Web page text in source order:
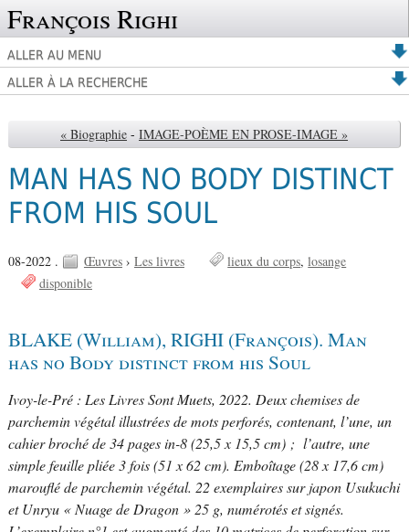
François Righi
ALLER AU MENU
ALLER À LA RECHERCHE
« Biographie - IMAGE-POÈME EN PROSE-IMAGE »
MAN HAS NO BODY DISTINCT
FROM HIS SOUL
08-2022 . Œuvres› Les livres lieux du corps losange
disponible
BLAKE (William), RIGHI (François). Man
has no Body distinct from his Soul
Ivoy-le-Pré : Les Livres Sont Muets, 2022. Deux chemises de
parchemin végétal illustrées de mots perforés, contenant, l’une, un
cahier broché de 34 pages in-8 (25,5 x 15,5 cm) ; l’autre, une
simple feuille pliée 3 fois (51 x 62 cm). Emboîtage (28 x 17,6 cm)
marouflé de parchemin végétal. 22 exemplaires sur japon Usukuchi
et Unryu « Nuage de Dragon » 25 g, numérotés et signés.